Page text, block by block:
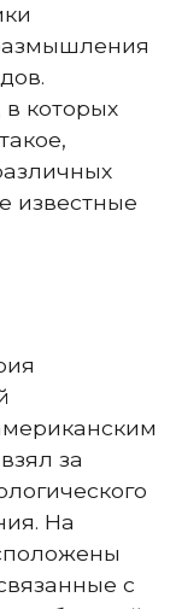
которых
известные
за
На
с